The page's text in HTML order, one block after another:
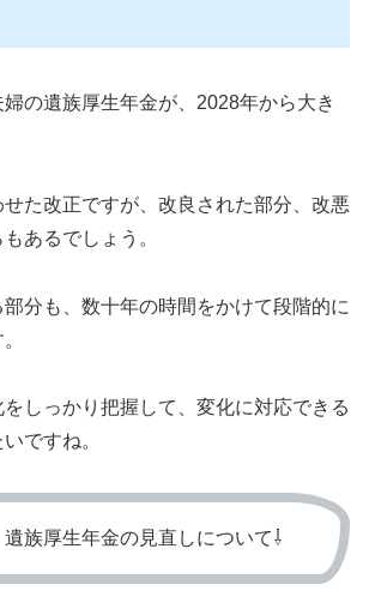
の遺族厚生年金が、2028年から大き
た改正ですが、改良された部分、改悪
あるでしょう。
分も、数十年の時間をかけて段階的に
しっかり把握して、変化に対応できる
ですね。
族厚生年金の見直しについて⇩